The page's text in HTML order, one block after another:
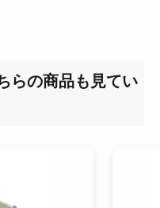
らの商品も見てい